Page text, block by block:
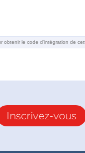
Inscrivez-vous